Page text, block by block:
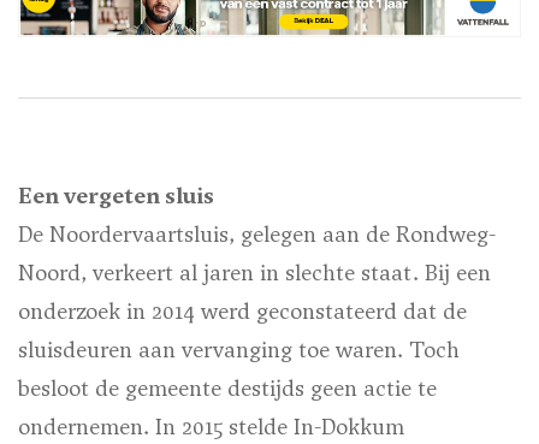
Een vergeten sluis
De Noordervaartsluis, gelegen aan de Rondweg-
Noord, verkeert al jaren in slechte staat. Bij een
onderzoek in 2014 werd geconstateerd dat de
sluisdeuren aan vervanging toe waren. Toch
besloot de gemeente destijds geen actie te
ondernemen. In 2015 stelde In-Dokkum